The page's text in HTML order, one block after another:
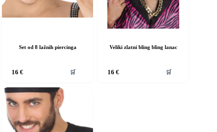
Set od 8 lažnih piercinga
16€ 🛒
Veliki zlatni bling bling lanac
16€ 🛒
proizvod
mogu